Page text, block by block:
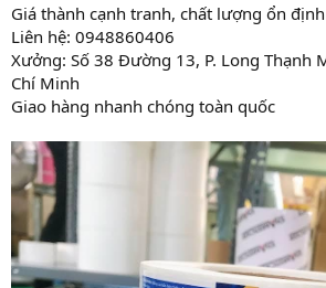
Giá thành cạnh tranh, chất lượng ổn định
Liên hệ: 0948860406
Xưởng: Số 38 Đường 13, P. Long Thạnh
Chí Minh
Giao hàng nhanh chóng toàn quốc